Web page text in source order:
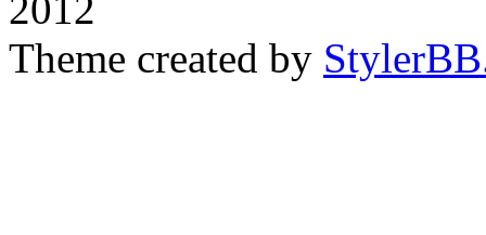
2012
Theme created by